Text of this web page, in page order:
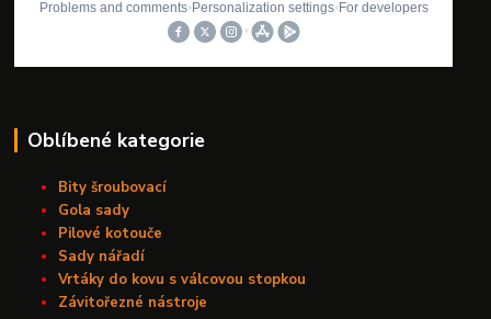
Oblíbené kategorie
Bity šroubovací
Gola sady
Pilové kotouče
Sady nářadí
Vrtáky do kovu s válcovou stopkou
Závitořezné nástroje